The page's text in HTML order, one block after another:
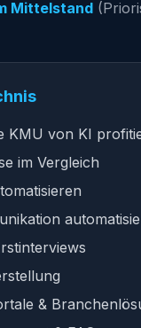
Mittelstand
KMU von KI
im Vergleich
&